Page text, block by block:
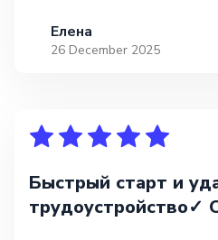
Елена
26 December 2025
Быстрый старт и
трудоустройство✓